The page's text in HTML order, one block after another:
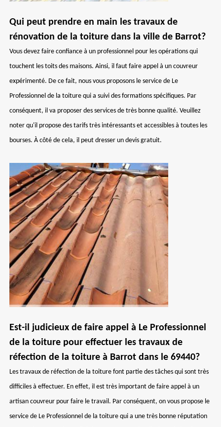
Qui peut prendre en main les travaux de
rénovation de la toiture dans la ville de Barrot?
Vous devez faire confiance à un professionnel pour les opérations qui
touchent les toits des maisons. Ainsi, il faut faire appel à un couvreur
expérimenté. De ce fait, nous vous proposons le service de Le
Professionnel de la toiture qui a suivi des formations spécifiques. Par
conséquent, il va proposer des services de très bonne qualité. Veuillez
noter qu'il propose des tarifs très intéressants et accessibles à toutes les
bourses. À côté de cela, il peut dresser un devis gratuit.
Est-il judicieux de faire appel à Le Professionnel
de la toiture pour effectuer les travaux de
réfection de la toiture à Barrot dans le 69440?
Les travaux de réfection de la toiture font partie des tâches qui sont très
difficiles à effectuer. En effet, il est très important de faire appel à un
artisan couvreur pour faire le travail. Par conséquent, on vous propose le
service de Le Professionnel de la toiture qui a une très bonne réputation